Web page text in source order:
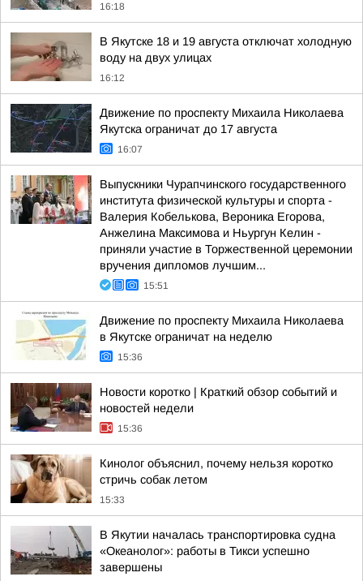
16:18
В Якутске 18 и 19 августа отключат холодную
воду на двух улицах
16:12
Движение по проспекту Михаила Николаева
Якутска ограничат до 17 августа
16:07
Выпускники Чурапчинского государственного
института физической культуры и спорта -
Валерия Кобелькова, Вероника Егорова,
Анжелина Максимова и Ньургун Келин -
приняли участие в Торжественной церемонии
вручения дипломов лучшим...
15:51
Движение по проспекту Михаила Николаева
в Якутске ограничат на неделю
15:36
Новости коротко | Краткий обзор событий и
новостей недели
15:36
Кинолог объяснил, почему нельзя коротко
стричь собак летом
15:33
В Якутии началась транспортировка судна
«Океанолог»: работы в Тикси успешно
завершены